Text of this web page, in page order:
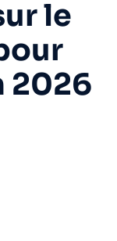
le
2026